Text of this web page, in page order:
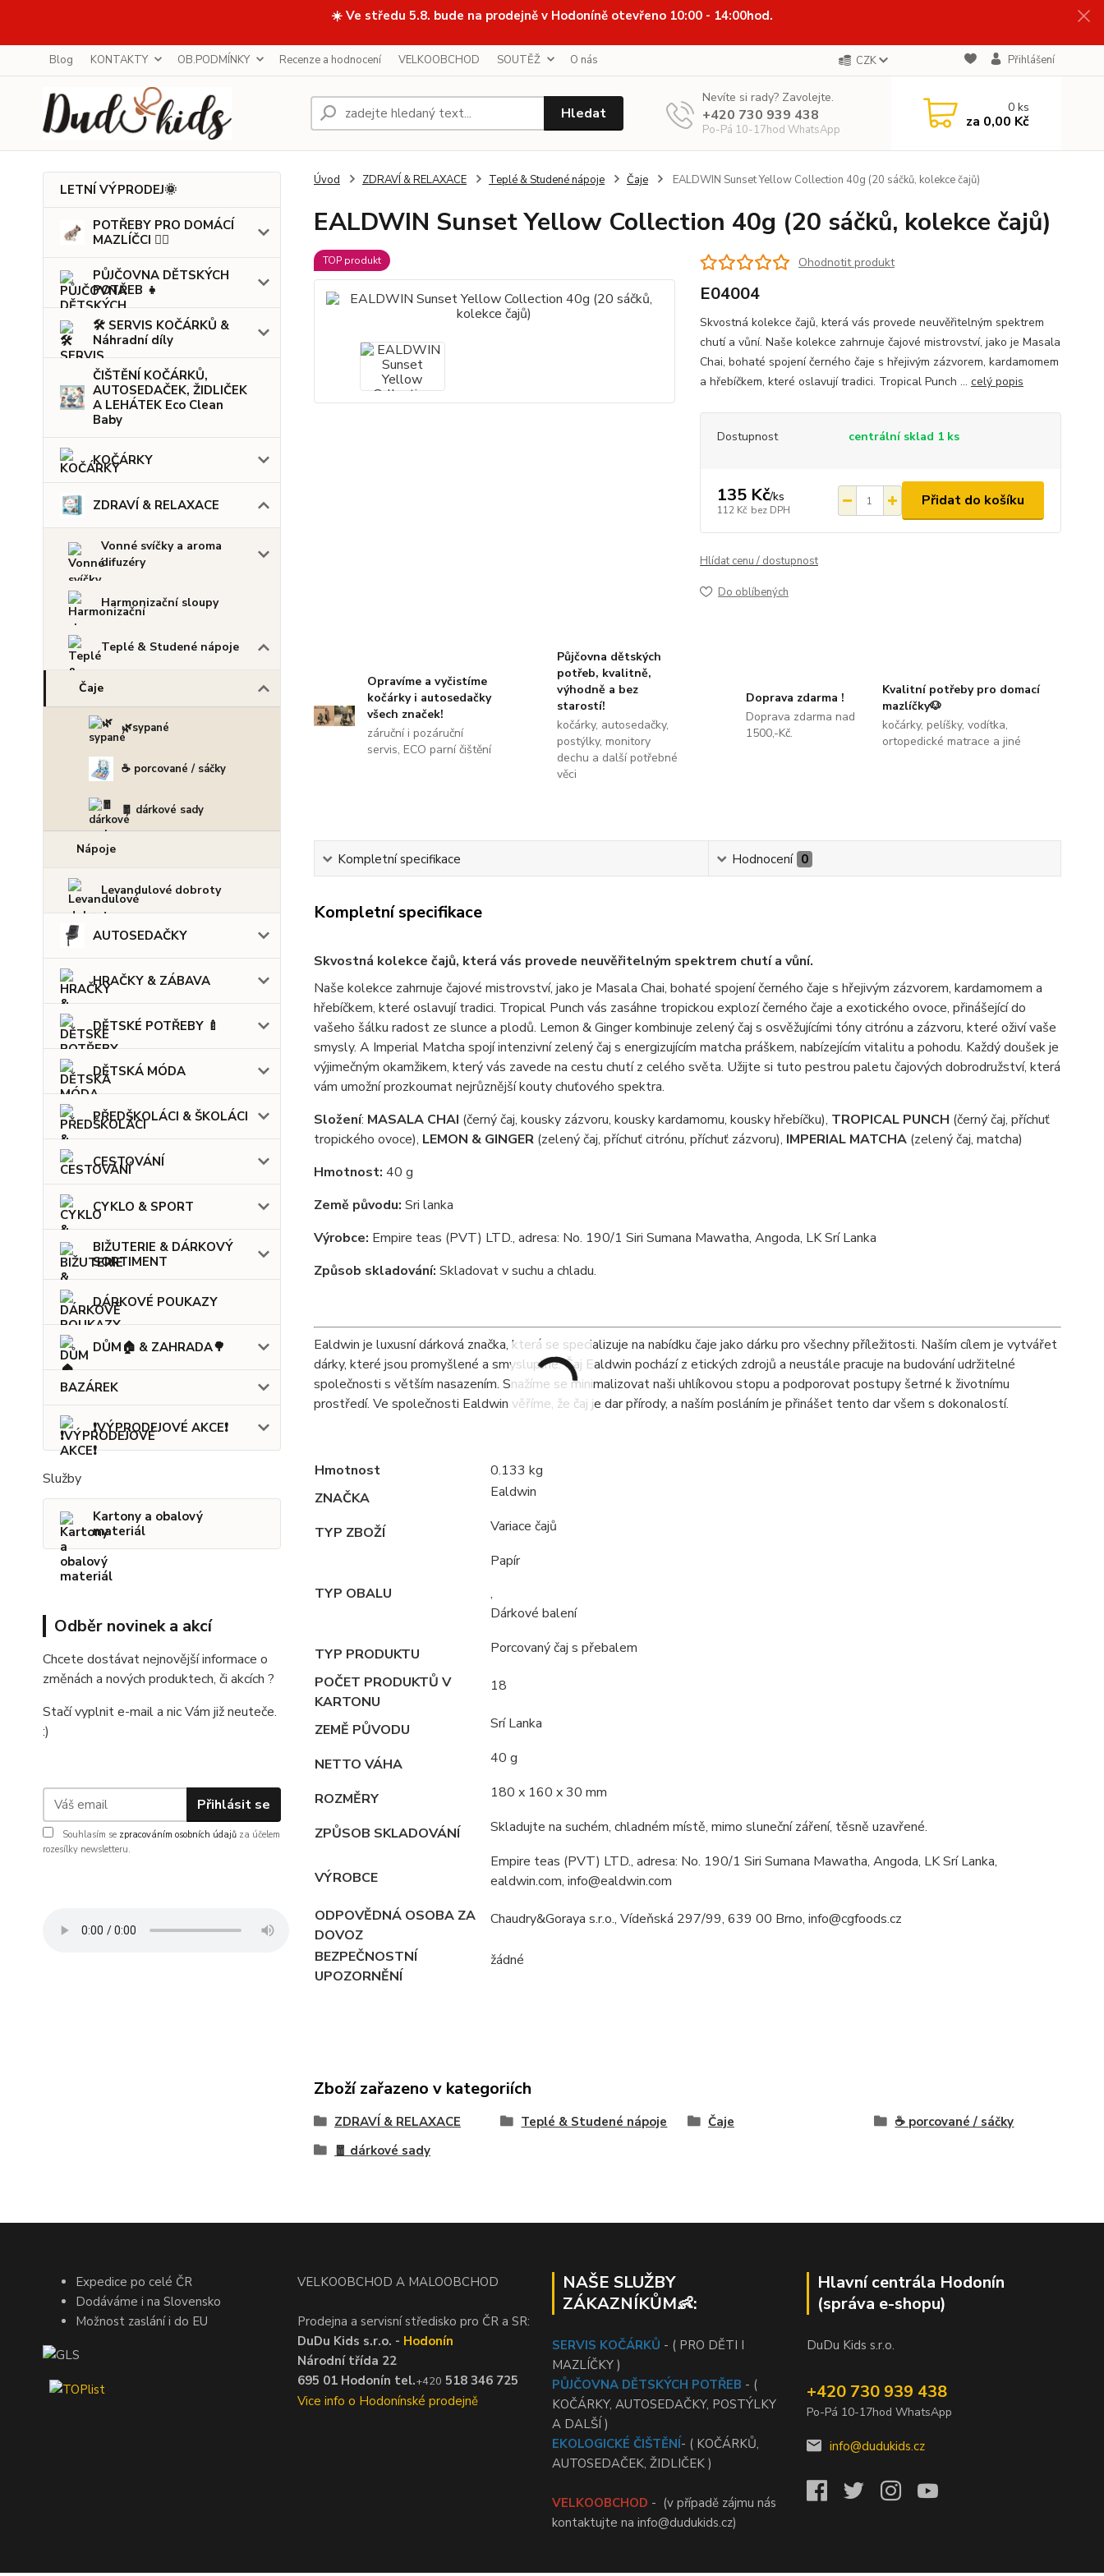
☀️ Ve středu 5.8. bude na prodejně v Hodoníně otevřeno 10:00 - 14:00hod.
Blog KONTAKTY OB.PODMÍNKY Recenze a hodnocení VELKOOBCHOD SOUTĚŽ O nás CZK Přihlášení
Hledat
Nevíte si rady? Zavolejte.
+420 730 939 438
Po-Pá 10-17hod WhatsApp
0ks
za 0,00 Kč
LETNÍ VÝPRODEJ🌞
POTŘEBY PRO DOMÁCÍ
MAZLÍČCI 🐕‍🦺
PŮJČOVNA DĚTSKÝCH
POTŘEB 👧
🛠️ SERVIS KOČÁRKŮ &
Náhradní díly
ČIŠTĚNÍ KOČÁRKŮ,
AUTOSEDAČEK, ŽIDLIČEK
A LEHÁTEK Eco Clean
Baby
KOČÁRKY
ZDRAVÍ & RELAXACE
Vonné svíčky a aroma
difuzéry
Harmonizační sloupy
Teplé & Studené nápoje
Čaje
🌿sypané
☕ porcované / sáčky
🧧 dárkové sady
Nápoje
Levandulové dobroty
AUTOSEDAČKY
HRAČKY & ZÁBAVA
DĚTSKÉ POTŘEBY 🍼
DĚTSKÁ MÓDA
PŘEDŠKOLÁCI & ŠKOLÁCI
CESTOVÁNÍ
CYKLO & SPORT
BIŽUTERIE & DÁRKOVÝ
SORTIMENT
DÁRKOVÉ POUKAZY
DŮM🏠 & ZAHRADA🌳
BAZÁREK
❗VÝPRODEJOVÉ AKCE❗
Služby
Kartony a obalový
materiál
Odběr novinek a akcí
Chcete dostávat nejnovější informace o
změnách a nových produktech, či akcích ?
Stačí vyplnit e-mail a nic Vám již neuteče.
:)
Přihlásit se
Souhlasím se zpracováním osobních údajů za účelem
rozesílky newsletteru.
Úvod ZDRAVÍ & RELAXACE Teplé & Studené nápoje Čaje EALDWIN Sunset Yellow Collection 40g (20 sáčků, kolekce čajů)
EALDWIN Sunset Yellow Collection 40g (20 sáčků, kolekce čajů)
TOP produkt Ohodnotit produkt
E04004
Skvostná kolekce čajů, která vás provede neuvěřitelným spektrem
chutí a vůní. Naše kolekce zahrnuje čajové mistrovství, jako je Masala
Chai, bohaté spojení černého čaje s hřejivým zázvorem, kardamomem
a hřebíčkem, které oslavují tradici. Tropical Punch ... celý popis
Dostupnost centrální sklad 1 ks
135 Kč/ks
112 Kč bez DPH
Přidat do košíku
Hlídat cenu / dostupnost
Do oblíbených
Opravíme a vyčistíme
kočárky i autosedačky
všech značek!
záruční i pozáruční
servis, ECO parní čištění
Půjčovna dětských
potřeb, kvalitně,
výhodně a bez
starostí!
kočárky, autosedačky,
postýlky, monitory
dechu a další potřebné
věci
Doprava zdarma !
Doprava zdarma nad
1500,-Kč.
Kvalitní potřeby pro domací
mazlíčky🐶
kočárky, pelíšky, vodítka,
ortopedické matrace a jiné
Kompletní specifikace Hodnocení 0
Kompletní specifikace
Skvostná kolekce čajů, která vás provede neuvěřitelným spektrem chutí a vůní.
Naše kolekce zahrnuje čajové mistrovství, jako je Masala Chai, bohaté spojení černého čaje s hřejivým zázvorem, kardamomem a
hřebíčkem, které oslavují tradici. Tropical Punch vás zasáhne tropickou explozí černého čaje a exotického ovoce, přinášející do
vašeho šálku radost ze slunce a plodů. Lemon & Ginger kombinuje zelený čaj s osvěžujícími tóny citrónu a zázvoru, které oživí vaše
smysly. A Imperial Matcha spojí intenzivní zelený čaj s energizujícím matcha práškem, nabízejícím vitalitu a pohodu. Každý doušek je
výjimečným okamžikem, který vás zavede na cestu chutí z celého světa. Užijte si tuto pestrou paletu čajových dobrodružství, která
vám umožní prozkoumat nejrůznější kouty chuťového spektra.
Složení: MASALA CHAI (černý čaj, kousky zázvoru, kousky kardamomu, kousky hřebíčku), TROPICAL PUNCH (černý čaj, příchuť
tropického ovoce), LEMON & GINGER(zelený čaj, příchuť citrónu, příchuť zázvoru), IMPERIAL MATCHA(zelený čaj, matcha)
Hmotnost: 40 g
Země původu: Sri lanka
Výrobce: Empire teas (PVT) LTD., adresa: No. 190/1 Siri Sumana Mawatha, Angoda, LK Srí Lanka
Způsob skladování: Skladovat v suchu a chladu.
Ealdwin je luxusní dárková značka, která se specializuje na nabídku čaje jako dárku pro všechny příležitosti. Naším cílem je vytvářet
dárky, které jsou promyšlené a smysluplné. Čaj Ealdwin pochází z etických zdrojů a neustále pracuje na budování udržitelné
společnosti s větším nasazením. Snažíme se minimalizovat naši uhlíkovou stopu a podporovat postupy šetrné k životnímu
prostředí. Ve společnosti Ealdwin věříme, že čaj je dar přírody, a naším posláním je přinášet tento dar všem s dokonalostí.
Hmotnost
0.133 kg
ZNAČKA
Ealdwin
TYP ZBOŽÍ Variace čajů
TYP OBALU
Papír
,
Dárkové balení
TYP PRODUKTU
Porcovaný čaj s přebalem
POČET PRODUKTŮ V
KARTONU
18
ZEMĚ PŮVODU Srí Lanka
NETTO VÁHA 40 g
ROZMĚRY 180 x 160 x 30 mm
ZPŮSOB SKLADOVÁNÍ Skladujte na suchém, chladném místě, mimo sluneční záření, těsně uzavřené.
VÝROBCE
Empire teas (PVT) LTD., adresa: No. 190/1 Siri Sumana Mawatha, Angoda, LK Srí Lanka,
ealdwin.com, info@ealdwin.com
ODPOVĚDNÁ OSOBA ZA
DOVOZ
Chaudry&Goraya s.r.o., Vídeňská 297/99, 639 00 Brno, info@cgfoods.cz
BEZPEČNOSTNÍ
UPOZORNĚNÍ
žádné
Zboží zařazeno v kategoriích
ZDRAVÍ & RELAXACE Teplé & Studené nápoje Čaje
☕ porcované / sáčky
🧧 dárkové sady
Expedice po celé ČR
Dodáváme i na Slovensko
Možnost zaslání i do EU
VELKOOBCHOD A MALOOBCHOD
Prodejna a servisní středisko pro ČR a SR:
DuDu Kids s.r.o. - Hodonín
Národní třída 22
695 01 Hodonín tel.+420 518 346 725
Vice info o Hodonínské prodejně
NAŠE SLUŽBY
ZÁKAZNÍKŮM👶:
SERVIS KOČÁRKŮ - ( PRO DĚTI I
MAZLÍČKY )
PŮJČOVNA DĚTSKÝCH POTŘEB - (
KOČÁRKY, AUTOSEDAČKY, POSTÝLKY
A DALŠÍ )
EKOLOGICKÉ ČIŠTĚNÍ- ( KOČÁRKŮ,
AUTOSEDAČEK, ŽIDLIČEK )
VELKOOBCHOD - (v případě zájmu nás
kontaktujte na info@dudukids.cz)
Hlavní centrála Hodonín
(správa e-shopu)
DuDu Kids s.r.o.
+420 730 939 438
Po-Pá 10-17hod WhatsApp
info@dudukids.cz